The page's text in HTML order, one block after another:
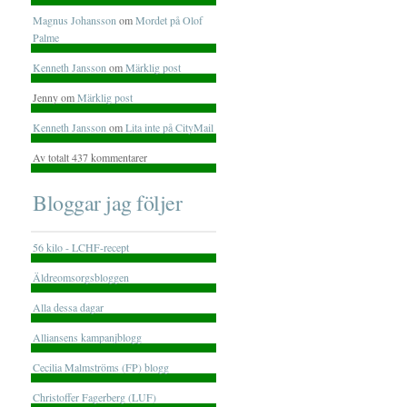
Magnus Johansson omMordet på Olof
Palme
Kenneth Jansson omMärklig post
Jenny omMärklig post
Kenneth Jansson omLita inte på CityMail
Av totalt 437 kommentarer
Bloggar jag följer
56 kilo - LCHF-recept
Äldreomsorgsbloggen
Alla dessa dagar
Alliansens kampanjblogg
Cecilia Malmströms (FP) blogg
Christoffer Fagerberg (LUF)